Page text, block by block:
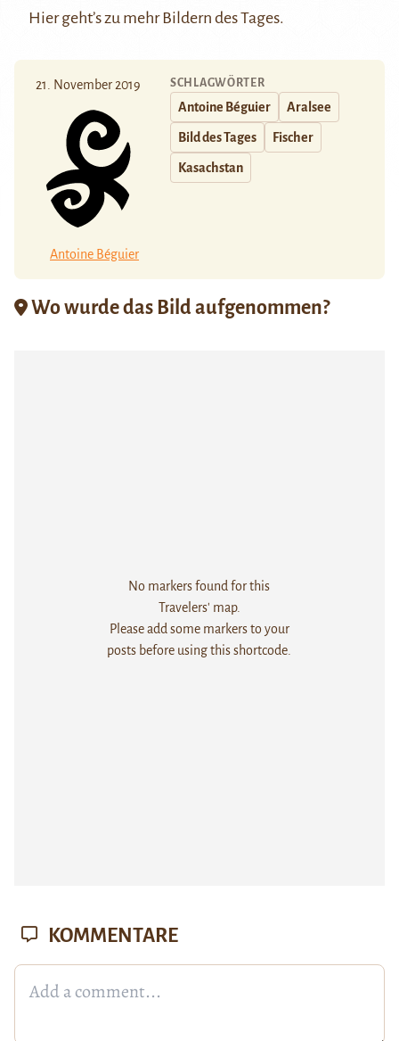
Hiergeht’s zu mehr Bildern des Tages.
21. November 2019
Antoine Béguier
SCHLAGWÖRTER
Antoine Béguier Aralsee
Bild des Tages Fischer
Kasachstan
Wo wurde das Bild aufgenommen?
No markers found for this
Travelers' map.
Please add some markers to your
posts before using this shortcode.
KOMMENTARE